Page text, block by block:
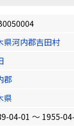
県河内郡吉田村
郡
県
04-01 〜 1955-